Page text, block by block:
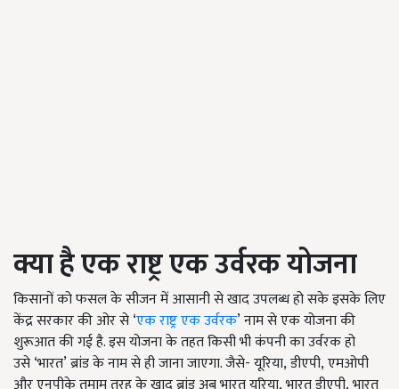
क्या है एक राष्ट्र एक उर्वरक योजना
किसानों को फसल के सीजन में आसानी से खाद उपलब्ध हो सके इसके लिए
केंद्रसरकारकी ओर से‘एक राष्ट्र एक उर्वरक’नाम से एक योजना की
शुरूआत की गई है. इस योजना के तहत किसी भी कंपनी का उर्वरक हो
उसे‘भारत’ब्रांड के नाम से ही जाना जाएगा. जैसे- यूरिया,डीएपी,एमओपी